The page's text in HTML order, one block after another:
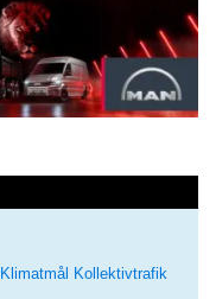
Klimatmål Kollektivtrafik